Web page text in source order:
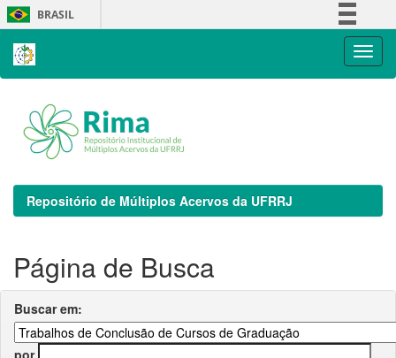
Skip
navigation
BRASIL
Repositório de Múltiplos Acervos da UFRRJ
Página de Busca
Buscar em:
por